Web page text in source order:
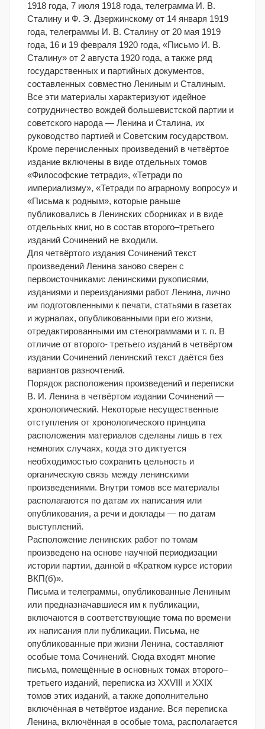
1918 года, 7 июля 1918 года, телеграмма И. В.
Сталину и Ф. Э. Дзержинскому от 14 января 1919
года, телеграммы И. В. Сталину от 20 мая 1919
года, 16 и 19 февраля 1920 года, «Письмо И. В.
Сталину» от 2 августа 1920 года, а также ряд
государственных и партийных документов,
составленных совместно Лениным и Сталиным.
Все эти материалы характеризуют идейное
сотрудничество вождей большевистской партии и
советского народа — Ленина и Сталина, их
руководство партией и Советским государством.
Кроме перечисленных произведений в четвёртое
издание включены в виде отдельных томов
«Философские тетради», «Тетради по
империализму», «Тетради по аграрному вопросу» и
«Письма к родным», которые раньше
публиковались в Ленинских сборниках и в виде
отдельных книг, но в состав второго–третьего
изданий Сочинений не входили.
Для четвёртого издания Сочинений текст
произведений Ленина заново сверен с
первоисточниками: ленинскими рукописями,
изданиями и переизданиями работ Ленина, лично
им подготовленными к печати, статьями в газетах
и журналах, опубликованными при его жизни,
отредактированными им стенограммами и т. п. В
отличие от второго- третьего изданий в четвёртом
издании Сочинений ленинский текст даётся без
вариантов разночтений.
Порядок расположения произведений и переписки
В. И. Ленина в четвёртом издании Сочинений —
хронологический. Некоторые несущественные
отступления от хронологического принципа
расположения материалов сделаны лишь в тех
немногих случаях, когда это диктуется
необходимостью сохранить цельность и
органическую связь между ленинскими
произведениями. Внутри томов все материалы
располагаются по датам их написания или
опубликования, а речи и доклады — по датам
выступлений.
Расположение ленинских работ по томам
произведено на основе научной периодизации
истории партии, данной в «Кратком курсе истории
ВКП(б)».
Письма и телеграммы, опубликованные Лениным
или предназначавшиеся им к публикации,
включаются в соответствующие тома по времени
их написания пли публикации. Письма, не
опубликованные при жизни Ленина, составляют
особые тома Сочинений. Сюда входят многие
письма, помещённые в основных томах второго–
третьего изданий, переписка из XXVIII и XXIX
томов этих изданий, а также дополнительно
включённая в четвёртое издание. Вся переписка
Ленина, включённая в особые тома, располагается